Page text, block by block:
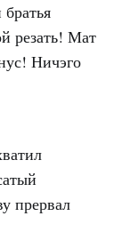
резать! Мат
Ничэго
прервал